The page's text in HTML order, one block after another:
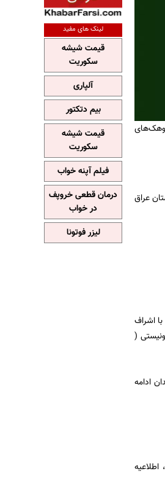
گروهک‌های
عراق
اشراف
(
ادامه
لینک های مفید
قیمت شیشه
سکوریت
آلپاری
بیم دتکتور
قیمت شیشه
سکوریت
فیلم آپنه خواب
درمان قطعی خروپف
در خواب
لیزر فوتونا